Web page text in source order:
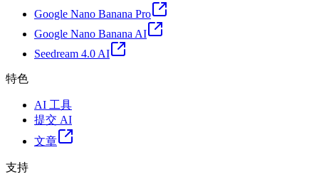
Google Nano Banana Pro
Google Nano Banana AI
Seedream 4.0 AI
特色
AI 工具
提交 AI
文章
支持